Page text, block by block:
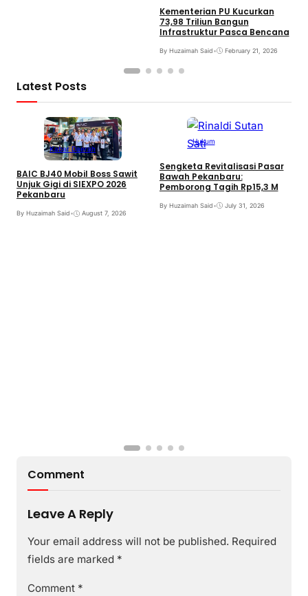
Kementerian PU Kucurkan
73,98 Triliun Bangun
Infrastruktur Pasca Bencana
By Huzaimah Said• February 21, 2026
Latest Posts
Kabar Daerah
BAIC BJ40 Mobil Boss Sawit
Unjuk Gigi di SIEXPO 2026
Pekanbaru
By Huzaimah Said• August 7, 2026
Hukum
Sengketa Revitalisasi Pasar
Bawah Pekanbaru:
Pemborong Tagih Rp15,3 M
By Huzaimah Said• July 31, 2026
Comment
Leave A Reply
Your email address will not be published. Required
fields are marked *
Comment *